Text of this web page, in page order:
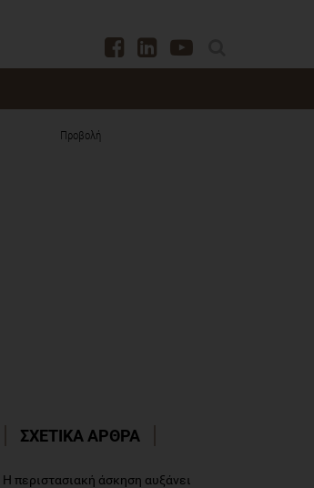
Προβολή
ΣΧΕΤΙΚΑ ΑΡΘΡΑ
Η περιστασιακή άσκηση αυξάνει